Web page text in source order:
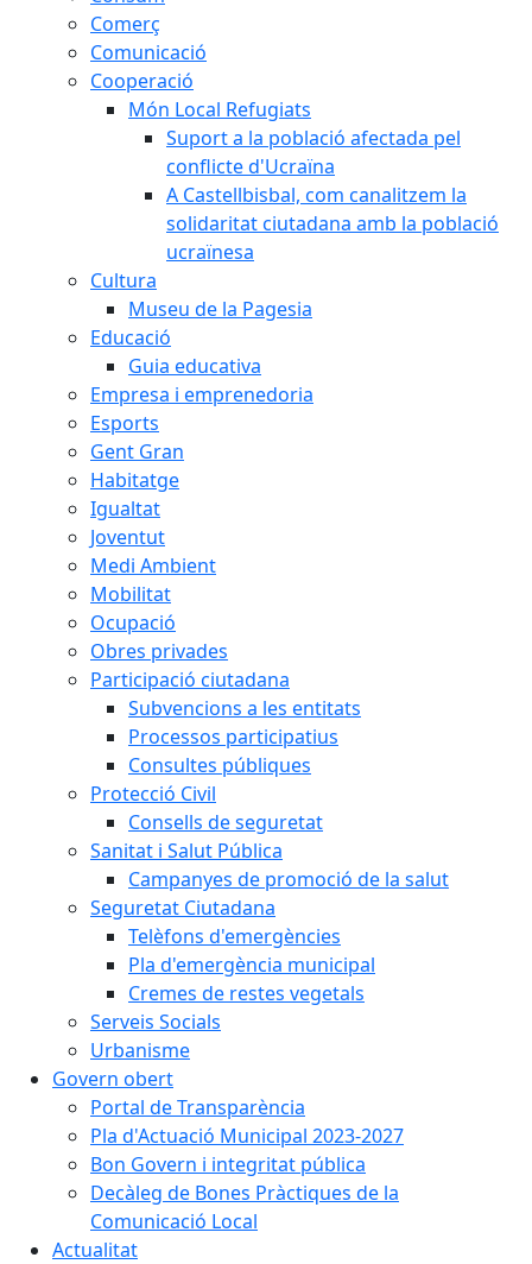
Comerç
Comunicació
Cooperació
Món Local Refugiats
Suport a la població afectada pel
conflicte d'Ucraïna
A Castellbisbal, com canalitzem la
solidaritat ciutadana amb la població
ucraïnesa
Cultura
Museu de la Pagesia
Educació
Guia educativa
Empresa i emprenedoria
Esports
Gent Gran
Habitatge
Igualtat
Joventut
Medi Ambient
Mobilitat
Ocupació
Obres privades
Participació ciutadana
Subvencions a les entitats
Processos participatius
Consultes públiques
Protecció Civil
Consells de seguretat
Sanitat i Salut Pública
Campanyes de promoció de la salut
Seguretat Ciutadana
Telèfons d'emergències
Pla d'emergència municipal
Cremes de restes vegetals
Serveis Socials
Urbanisme
Govern obert
Portal de Transparència
Pla d'Actuació Municipal 2023-2027
Bon Govern i integritat pública
Decàleg de Bones Pràctiques de la
Comunicació Local
Actualitat